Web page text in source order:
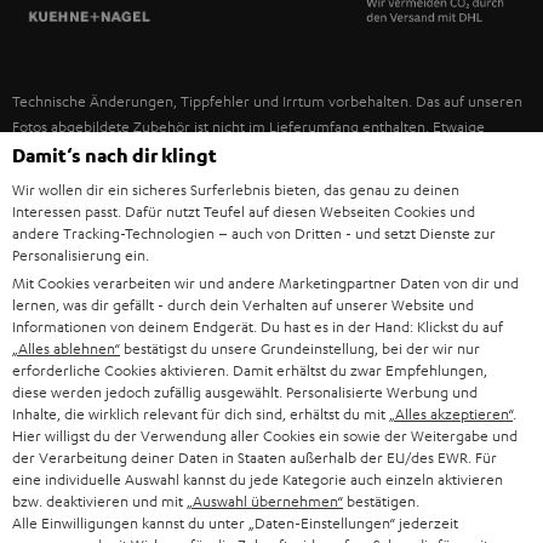
NEUHEITEN
UNSER MANAGEMENT
UNSERE WERTE
BILDUNGSRABATT
GESCHENKGUTSCHEIN
BARRIEREFREIHEIT
USA
WEITERE LÄNDER
Technische Änderungen, Tippfehler und Irrtum vorbehalten. Das auf unseren
Fotos abgebildete Zubehör ist nicht im Lieferumfang enthalten. Etwaige
Entsorgungsgebühren für Batterien sind im Preis inbegriffen.
©2026 Lautsprecher Teufel GmbH - All rights reserved.
Impressum AGB
Vertrag widerrufen
Damit‘s nach dir klingt
Wir wollen dir ein sicheres Surferlebnis bieten, das genau zu deinen
Interessen passt. Dafür nutzt Teufel auf diesen Webseiten Cookies und
andere Tracking-Technologien – auch von Dritten - und setzt Dienste zur
Personalisierung ein.
Mit Cookies verarbeiten wir und andere Marketingpartner Daten von dir und
lernen, was dir gefällt - durch dein Verhalten auf unserer Website und
Informationen von deinem Endgerät. Du hast es in der Hand: Klickst du auf
„Alles ablehnen“ bestätigst du unsere Grundeinstellung, bei der wir nur
erforderliche Cookies aktivieren. Damit erhältst du zwar Empfehlungen,
diese werden jedoch zufällig ausgewählt. Personalisierte Werbung und
Inhalte, die wirklich relevant für dich sind, erhältst du mit „Alles akzeptieren“.
Hier willigst du der Verwendung aller Cookies ein sowie der Weitergabe und
der Verarbeitung deiner Daten in Staaten außerhalb der EU/des EWR. Für
eine individuelle Auswahl kannst du jede Kategorie auch einzeln aktivieren
bzw. deaktivieren und mit „Auswahl übernehmen“ bestätigen.
Alle Einwilligungen kannst du unter „Daten-Einstellungen“ jederzeit